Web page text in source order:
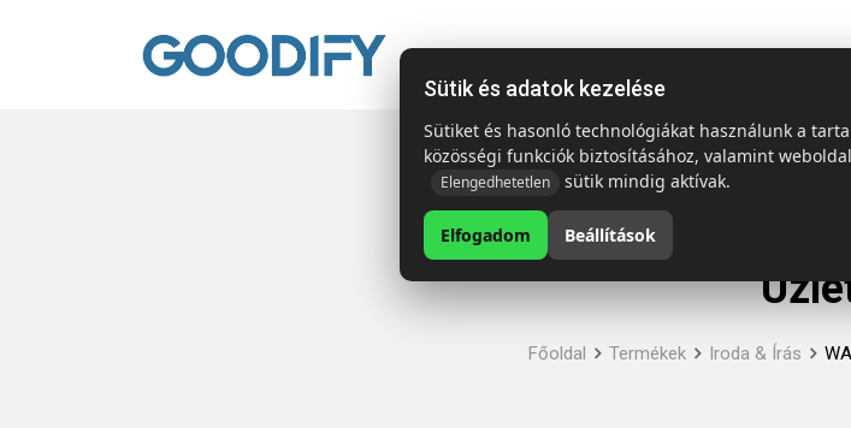
Kezdőlap Termékek Emblémázás és
Főoldal Termékek Iroda & Írás
Sütik és adatok kezelése
Sütiket és hasonló technológiákat használunk a
közösségi funkciók biztosításához, valamint
Elengedhetetlen sütik mindig aktívak.
Elfogadom Beállítások